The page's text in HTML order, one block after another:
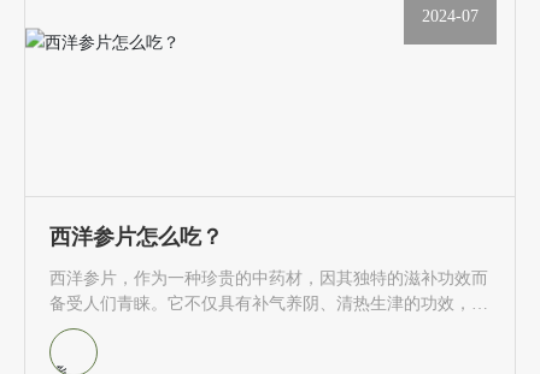
西洋参片怎么吃？
西洋参片，作为一种珍贵的中药材，因其独特的滋补功效而
备受人们青睐。它不仅具有补气养阴、清热生津的功效，还
能增强人体免疫力，提高身体抵抗力。然而，对于西洋参片
的食用方法，很多人可能并不了解。本文将详细介绍西洋参
2024-07